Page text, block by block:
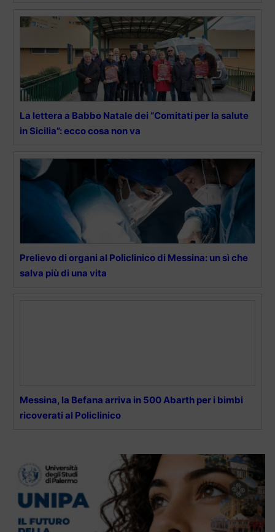
La lettera a Babbo Natale dei “Comitati per la salute
in Sicilia”: ecco cosa non va
Prelievo di organi al Policlinico di Messina: un sì che
salva più di una vita
Messina, la Befana arriva in 500 Abarth per i bimbi
ricoverati al Policlinico